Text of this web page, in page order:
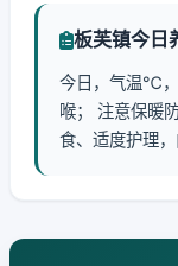
板芙镇今日
今日，气温℃，
喉； 注意保暖
食、适度护理，